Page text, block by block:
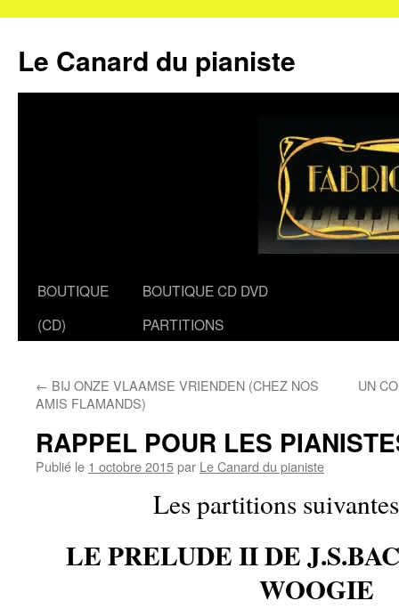
Le Canard du pianiste
Aller
BOUTIQUE
(CD)
BOUTIQUE CD DVD
PARTITIONS
← BIJ ONZE VLAAMSE VRIENDEN (CHEZ NOS
AMIS FLAMANDS)
UN
RAPPEL POUR LES
Publié le 1 octobre 2015par Le Canard du pianiste
Les partitions
LE PRELUDE II DE
WOOGIE